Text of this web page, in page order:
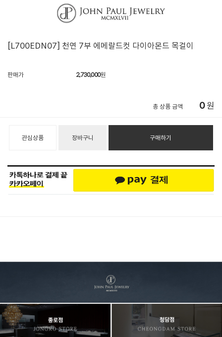
[L700EDN07] 천연 7부 에메랄드컷 다이아몬드 목걸이
판매가 2,730,000원
총 상품 금액 0 원
관심상품 장바구니 구매하기